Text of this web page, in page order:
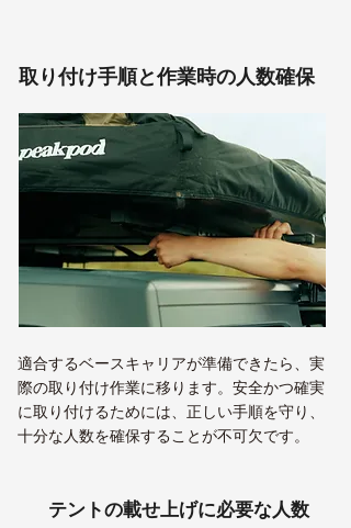
取り付け手順と作業時の人数確保
適合するベースキャリアが準備できたら、実
際の取り付け作業に移ります。安全かつ確実
に取り付けるためには、正しい手順を守り、
十分な人数を確保することが不可欠です。
テントの載せ上げに必要な人数